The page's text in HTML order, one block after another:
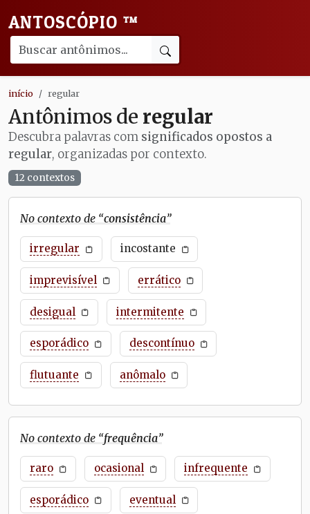
ANTOSCÓPIO ™
início regular
Antônimos de regular
Descubra palavras com significados opostos a
regular, organizadas por contexto.
12 contextos
No contexto de “consistência”
irregular incostante
imprevisível errático
desigual intermitente
esporádico descontínuo
flutuante anômalo
No contexto de “frequência”
raro ocasional infrequente
esporádico eventual